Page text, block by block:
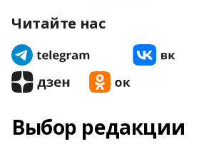
Читайте нас
Выбор редакции